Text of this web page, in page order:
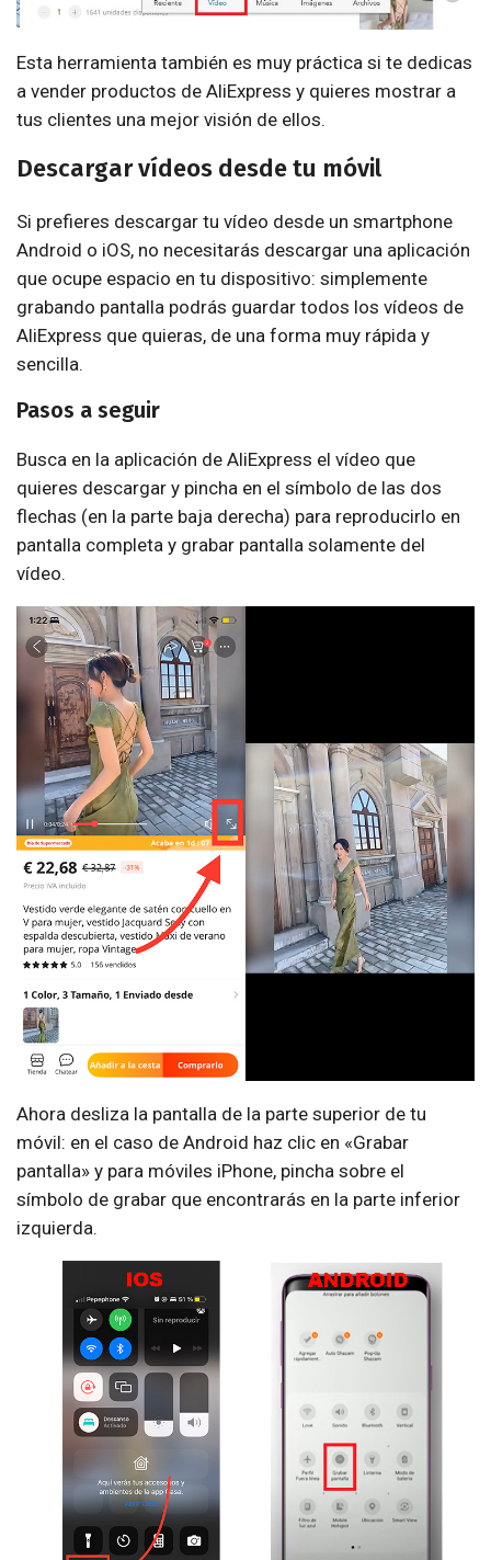
Esta herramienta también es muy práctica si te dedicas
a vender productos de AliExpress y quieres mostrar a
tus clientes una mejor visión de ellos.
Descargar vídeos desde tu móvil
Si prefieres descargar tu vídeo desde un smartphone
Android o iOS, no necesitarás descargar una aplicación
que ocupe espacio en tu dispositivo: simplemente
grabando pantalla podrás guardar todos los vídeos de
AliExpress que quieras, de una forma muy rápida y
sencilla.
Pasos a seguir
Busca en la aplicación de AliExpress el vídeo que
quieres descargar y pincha en el símbolo de las dos
flechas (en la parte baja derecha) para reproducirlo en
pantalla completa y grabar pantalla solamente del
vídeo.
Ahora desliza la pantalla de la parte superior de tu
móvil: en el caso de Android haz clic en «Grabar
pantalla» y para móviles iPhone, pincha sobre el
símbolo de grabar que encontrarás en la parte inferior
izquierda.